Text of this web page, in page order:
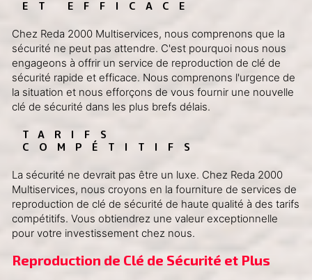
ET EFFICACE
Chez Reda 2000 Multiservices, nous comprenons que la
sécurité ne peut pas attendre. C'est pourquoi nous nous
engageons à offrir un service de reproduction de clé de
sécurité rapide et efficace. Nous comprenons l'urgence de
la situation et nous efforçons de vous fournir une nouvelle
clé de sécurité dans les plus brefs délais.
TARIFS
COMPÉTITIFS
La sécurité ne devrait pas être un luxe. Chez Reda 2000
Multiservices, nous croyons en la fourniture de services de
reproduction de clé de sécurité de haute qualité à des tarifs
compétitifs. Vous obtiendrez une valeur exceptionnelle
pour votre investissement chez nous.
Reproduction de Clé de Sécurité et Plus